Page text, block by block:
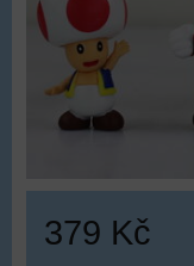
379 Kč